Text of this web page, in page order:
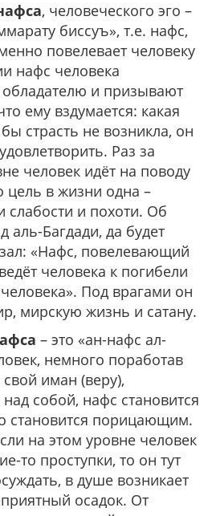
, человеческого эго –
биссуъ», т.е. нафс,
повелевает человеку
нафс человека
обладателю и призывают
ему вздумается: какая
страсть не возникла, он
Раз за
человек идёт на поводу
цель в жизни одна –
слабости и похоти. Об
аль-Багдади, да будет
«Нафс, повелевающий
человека к погибели
Под врагами он
мирскую жизнь и сатану.
– это «ан-нафс ал-
немного поработав
иман (веру),
собой, нафс становится
становится порицающим.
на этом уровне человек
то проступки, то он тут
в душе возникает
осадок. От